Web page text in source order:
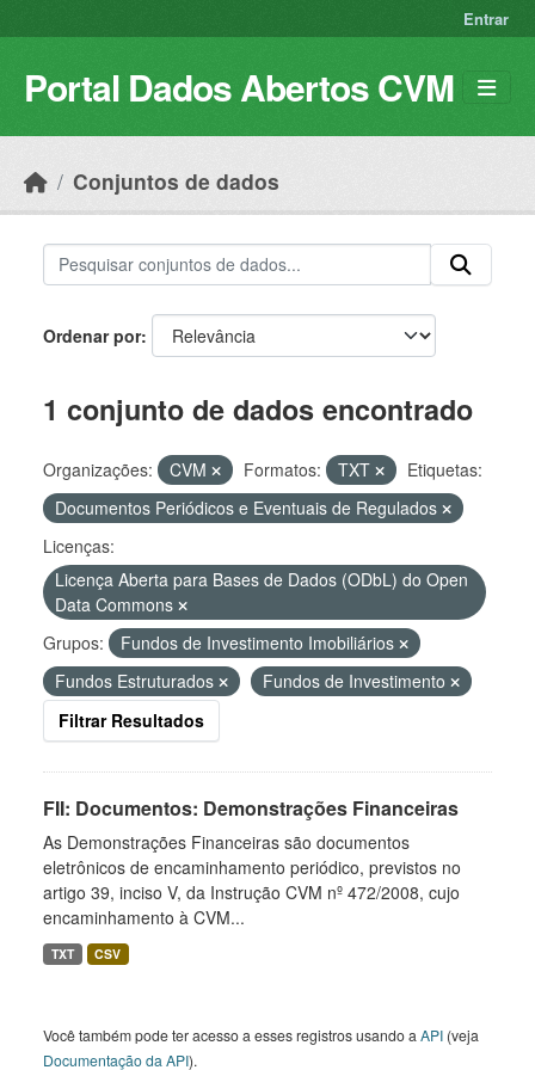
Entrar
Portal Dados Abertos CVM
Conjuntos de dados
Ordenar por
1 conjunto de dados encontrado
Organizações: CVM Formatos: TXT
Etiquetas:
Documentos Periódicos e Eventuais de Regulados
Licenças:
Licença Aberta para Bases de Dados (ODbL) do Open
Data Commons
Grupos:
Fundos de Investimento Imobiliários
Fundos Estruturados
Fundos de Investimento
Filtrar Resultados
FII: Documentos: Demonstrações Financeiras
As Demonstrações Financeiras são documentos
eletrônicos de encaminhamento periódico, previstos no
artigo 39, inciso V, da Instrução CVM nº 472/2008, cujo
encaminhamento à CVM...
TXT CSV
Você também pode ter acesso a esses registros usando a API (veja
Documentação da API).